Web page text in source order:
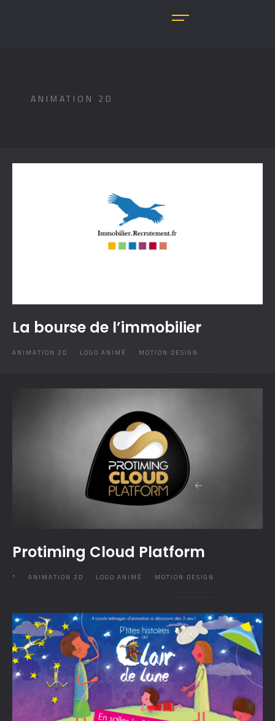
ANIMATION 2D
La bourse de l’immobilier
ANIMATION 2D LOGO ANIMÉ MOTION DESIGN
Protiming Cloud Platform
* ANIMATION 2D LOGO ANIMÉ MOTION DESIGN